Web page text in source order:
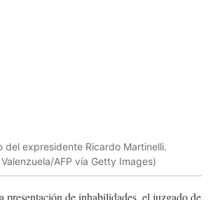
del expresidente Ricardo Martinelli.
AFP vía Getty Images)
presentación de inhabilidades, el juzgado de